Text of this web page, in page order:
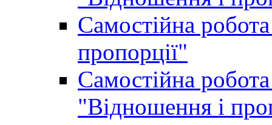
Самостійна
пропорції"
Самостійна
"Відношення і